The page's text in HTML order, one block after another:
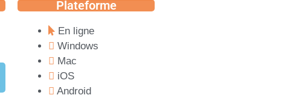
Plateforme
En ligne
Windows
Mac
iOS
Android